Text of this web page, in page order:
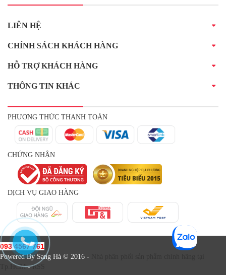
LIÊN HỆ
CHÍNH SÁCH KHÁCH HÀNG
HỖ TRỢ KHÁCH HÀNG
THÔNG TIN KHÁC
PHƯƠNG THỨC THANH TOÁN
CHỨNG NHẬN
DỊCH VỤ GIAO HÀNG
093 4567 761
Powered By Sang Hà © 2016 -
Tp.HCM-RSS